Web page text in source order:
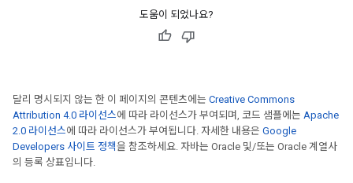
도움이 되었나요?
달리 명시되지 않는 한 이 페이지의 콘텐츠에는 Creative Commons
Attribution 4.0 라이선스에 따라 라이선스가 부여되며, 코드 샘플에는 Apache
2.0 라이선스에 따라 라이선스가 부여됩니다. 자세한 내용은 Google
Developers 사이트 정책을 참조하세요. 자바는 Oracle 및/또는 Oracle 계열사
의 등록 상표입니다.